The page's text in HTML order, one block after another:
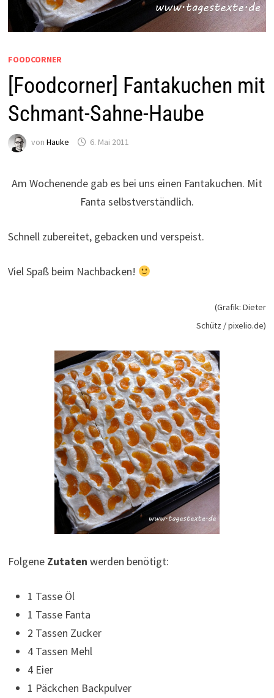
FOODCORNER
[Foodcorner] Fantakuchen mit
Schmant-Sahne-Haube
von Hauke 6. Mai 2011
Am Wochenende gab es bei uns einen Fantakuchen. Mit
Fanta selbstverständlich.
Schnell zubereitet, gebacken und verspeist.
Viel Spaß beim Nachbacken!
(Grafik: Dieter
Schütz / pixelio.de)
Folgene Zutaten werden benötigt:
1 Tasse Öl
1 Tasse Fanta
2 Tassen Zucker
4 Tassen Mehl
4 Eier
1 Päckchen Backpulver